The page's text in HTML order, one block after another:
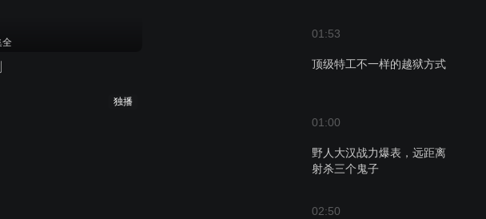
01:53
顶级特工不一样的越狱方式
01:00
野人大汉战力爆表，远距离
射杀三个鬼子
02:50
全
独播